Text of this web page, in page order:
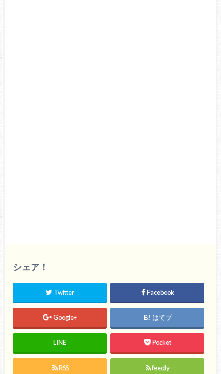
シェア！
Twitter Facebook
Google+ はてブ
LINE Pocket
RSS feedly